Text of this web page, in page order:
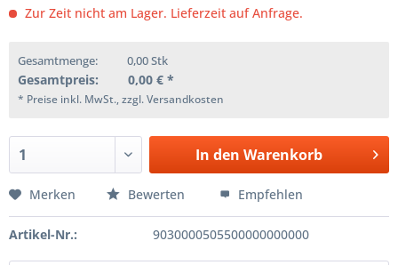
Zur Zeit nicht am Lager. Lieferzeit auf Anfrage.
Gesamtmenge: 0,00Stk
Gesamtpreis: 0,00 € *
* Preise inkl. MwSt., zzgl. Versandkosten
In den Warenkorb
Merken Bewerten Empfehlen
Artikel-Nr.: 9030000505500000000000